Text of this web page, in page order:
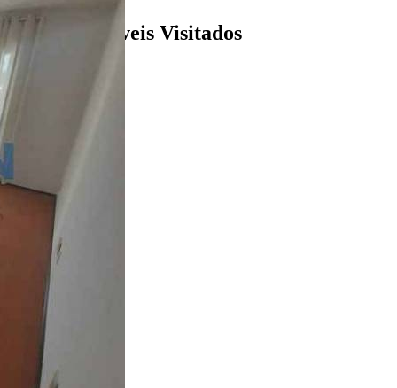
Últimos Imóveis Visitados
venda
Ver Detalhes
Apartamento
2 Quartos
2 Banheiros